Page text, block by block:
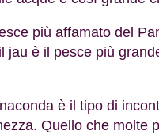
più affamato del
jau è il pesce più
è il tipo di
Quello che molte